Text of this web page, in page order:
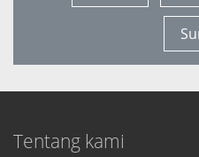
Tentang kami